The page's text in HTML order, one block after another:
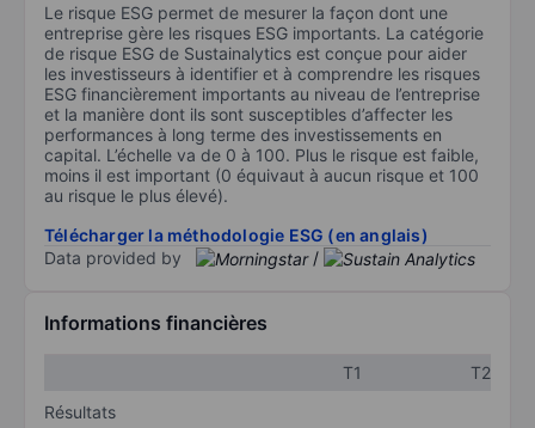
Le risque ESG permet de mesurer la façon dont une
entreprise gère les risques ESG importants. La catégorie
de risque ESG de Sustainalytics est conçue pour aider
les investisseurs à identifier et à comprendre les risques
ESG financièrement importants au niveau de l’entreprise
et la manière dont ils sont susceptibles d’affecter les
performances à long terme des investissements en
capital. L’échelle va de 0 à 100. Plus le risque est faible,
moins il est important (0 équivaut à aucun risque et 100
au risque le plus élevé).
Télécharger la méthodologie ESG (en anglais)
Data provided by
/
Informations financières
T1
T2
Résultats